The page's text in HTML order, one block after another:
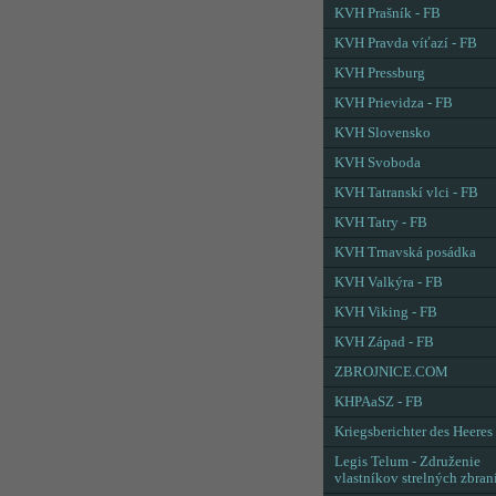
KVH Prašník - FB
KVH Pravda víťazí - FB
KVH Pressburg
KVH Prievidza - FB
KVH Slovensko
KVH Svoboda
KVH Tatranskí vlci - FB
KVH Tatry - FB
KVH Trnavská posádka
KVH Valkýra - FB
KVH Viking - FB
KVH Západ - FB
ZBROJNICE.COM
KHPAaSZ - FB
Kriegsberichter des Heeres
Legis Telum - Združenie
vlastníkov strelných